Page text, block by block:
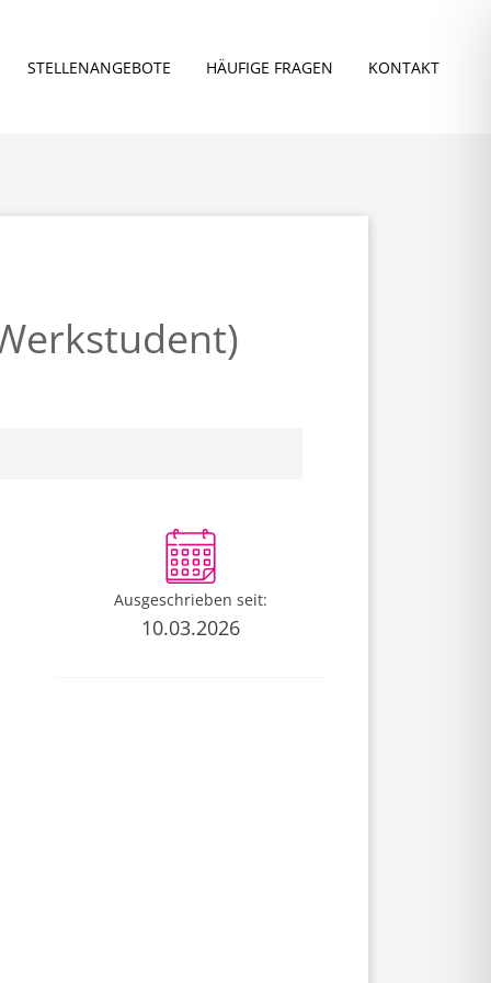
STELLEN­ANGEBOTE HÄUFIGE FRAGEN KONTAKT
Ausgeschrieben seit:
10.03.2026